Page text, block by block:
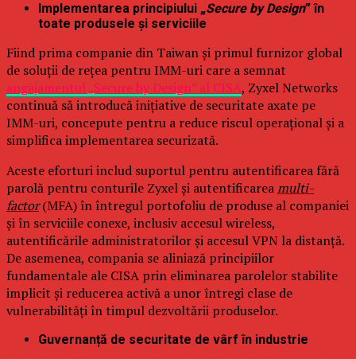
Implementarea principiului „Secure by Design” în
toate produsele și serviciile
Fiind prima companie din Taiwan și primul furnizor global
de soluții de rețea pentru IMM-uri care a semnat
angajamentul „Secure by Design” al CISA, Zyxel Networks
continuă să introducă inițiative de securitate axate pe
IMM-uri, concepute pentru a reduce riscul operațional și a
simplifica implementarea securizată.
Aceste eforturi includ suportul pentru autentificarea fără
parolă pentru conturile Zyxel și autentificareamulti-
factor(MFA) în întregul portofoliu de produse al companiei
și în serviciile conexe, inclusiv accesul wireless,
autentificările administratorilor și accesul VPN la distanță.
De asemenea, compania se aliniază principiilor
fundamentale ale CISA prin eliminarea parolelor stabilite
implicit și reducerea activă a unor întregi clase de
vulnerabilități în timpul dezvoltării produselor.
Guvernanță de securitate de vârf în industrie